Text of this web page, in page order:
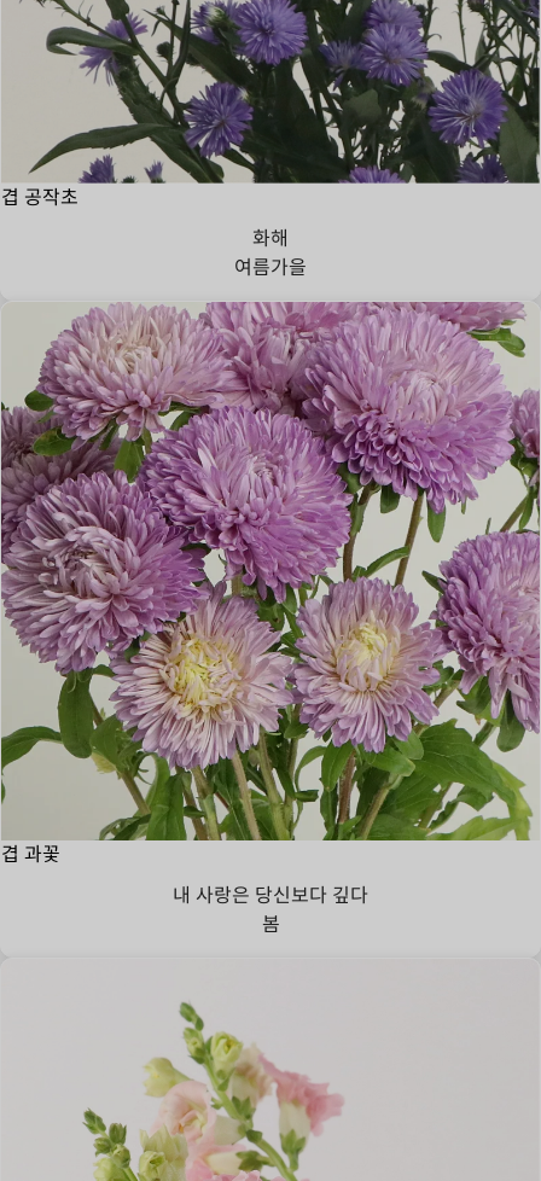
겹 공작초
화해
여름가을
겹 과꽃
내 사랑은 당신보다 깊다
봄